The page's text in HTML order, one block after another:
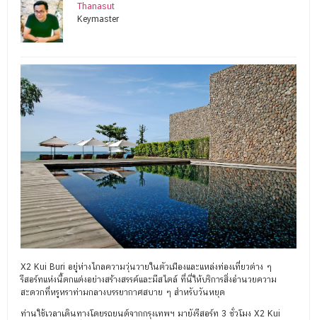
Thanasut
Keymaster
X2 Kui Buri อยู่ห่างไกลความวุ่นวายในตัวเมืองและแหล่งท่องเที่ยวต่าง ๆ
รีสอร์ทแห่งนี้ตกแต่งอย่างสร้างสรรค์และมีสไตล์ ที่นี่ให้บริการสิ่งอำนวยความ
สะดวกที่หรูหราท่ามกลางบรรยากาศสบาย ๆ สำหรับวันหยุด
ท่านใช้เวลาเดินทางโดยรถยนต์จากกรุงเทพฯ มายังรีสอร์ท 3 ชั่วโมง X2 Kui